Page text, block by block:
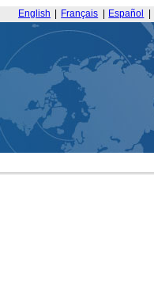
English Français Español